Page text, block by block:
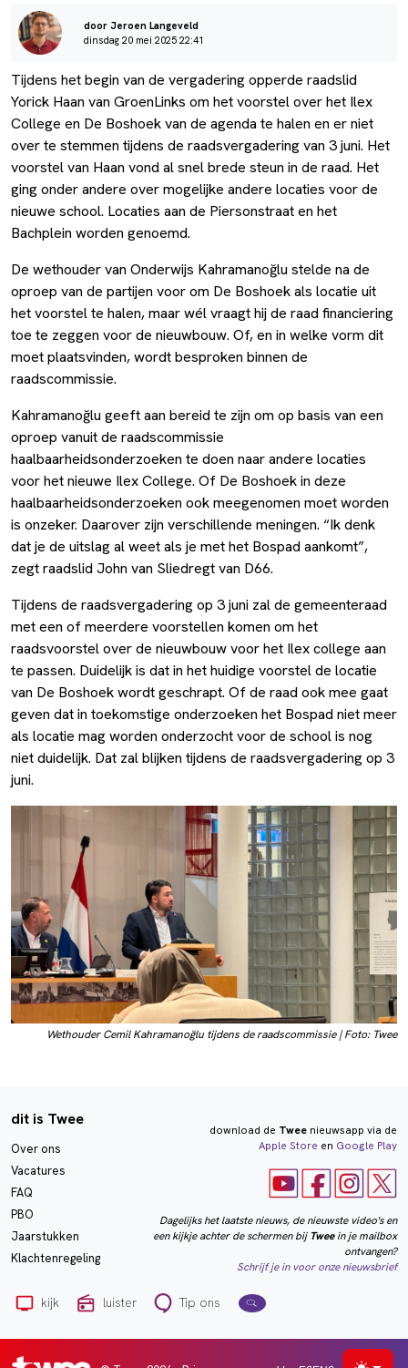
door Jeroen Langeveld
dinsdag 20 mei 2025 22:41
Tijdens het begin van de vergadering opperde raadslid
Yorick Haan van GroenLinks om het voorstel over het Ilex
College en De Boshoek van de agenda te halen en er niet
over te stemmen tijdens de raadsvergadering van 3 juni. Het
voorstel van Haan vond al snel brede steun in de raad. Het
ging onder andere over mogelijke andere locaties voor de
nieuwe school. Locaties aan de Piersonstraat en het
Bachplein worden genoemd.
De wethouder van Onderwijs Kahramanoğlu stelde na de
oproep van de partijen voor om De Boshoek als locatie uit
het voorstel te halen, maar wél vraagt hij de raad financiering
toe te zeggen voor de nieuwbouw. Of, en in welke vorm dit
moet plaatsvinden, wordt besproken binnen de
raadscommissie.
Kahramanoğlu geeft aan bereid te zijn om op basis van een
oproep vanuit de raadscommissie
haalbaarheidsonderzoeken te doen naar andere locaties
voor het nieuwe Ilex College. Of De Boshoek in deze
haalbaarheidsonderzoeken ook meegenomen moet worden
is onzeker. Daarover zijn verschillende meningen. “Ik denk
dat je de uitslag al weet als je met het Bospad aankomt”,
zegt raadslid John van Sliedregt van D66.
Tijdens de raadsvergadering op 3 juni zal de gemeenteraad
met een of meerdere voorstellen komen om het
raadsvoorstel over de nieuwbouw voor het Ilex college aan
te passen. Duidelijk is dat in het huidige voorstel de locatie
van De Boshoek wordt geschrapt. Of de raad ook mee gaat
geven dat in toekomstige onderzoeken het Bospad niet meer
als locatie mag worden onderzocht voor de school is nog
niet duidelijk. Dat zal blijken tijdens de raadsvergadering op 3
juni.
Wethouder Cemil Kahramanoğlu tijdens de raadscommissie | Foto: Twee
dit is Twee
Over ons
Vacatures
FAQ
PBO
Jaarstukken
Klachtenregeling
download de Tweenieuwsapp via de
Apple Store en Google Play
Dagelijks het laatste nieuws, de nieuwste video's en
een kijkje achter de schermen bij Tweein je mailbox
ontvangen?
Schrijf je in voor onze nieuwsbrief
kijk luister Tip ons